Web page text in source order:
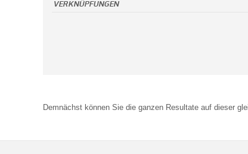
VERKNÜPFUNGEN
Demnächst können Sie die ganzen Resultate auf dieser